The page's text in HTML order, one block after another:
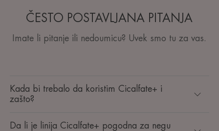
ČESTO POSTAVLJANA PITANJA
Imate li pitanje ili nedoumicu? Uvek smo tu za vas.
Kada bi trebalo da koristim Cicalfate+ i
zašto?
Da li je linija Cicalfate+ pogodna za negu